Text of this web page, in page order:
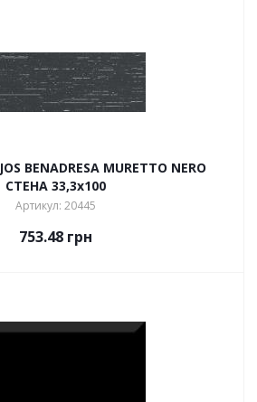
BENADRESA MURETTO NERO
СТЕНА 33,3х100
Артикул: 20445
753.48грн